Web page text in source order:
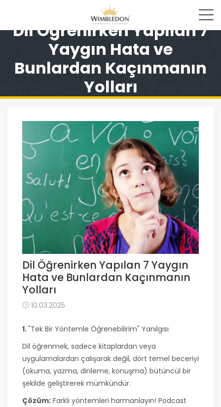
Dil Öğrenirken Yapılan 7
Yaygın Hata ve
Bunlardan Kaçınmanın
Yolları
Dil Öğrenirken Yapılan 7 Yaygın
Hata ve Bunlardan Kaçınmanın
Yolları
10.03.2025
1."Tek Bir Yöntemle Öğrenebilirim" Yanılgısı
Dil öğrenmek, sadece kitaplardan veya
uygulamalardan çalışarak değil, dört temel beceriyi
(okuma, yazma, dinleme, konuşma) bütüncül bir
şekilde geliştirerek mümkündür.
Çözüm: Farklı yöntemleri harmanlayın! Podcast